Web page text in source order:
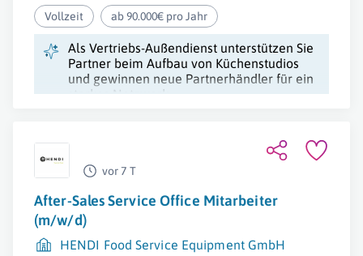
Vollzeit ab 90.000€ pro Jahr
Als Vertriebs-Außendienst unterstützen Sie
Partner beim Aufbau von Küchenstudios
und gewinnen neue Partnerhändler für ein
starkes Netzwerk.
vor 7 T
After-Sales Service Office Mitarbeiter
(m/w/d)
HENDI Food Service Equipment GmbH